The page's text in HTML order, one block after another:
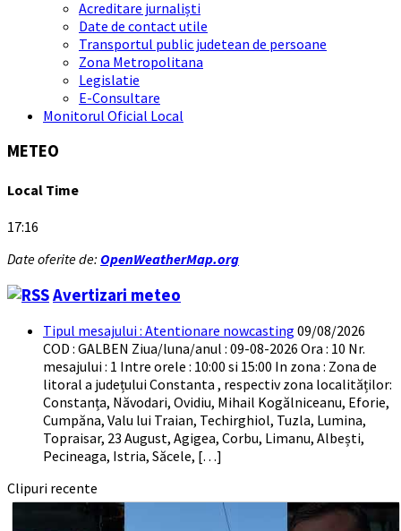
Acreditare jurnaliști
Date de contact utile
Transportul public judetean de persoane
Zona Metropolitana
Legislatie
E-Consultare
Monitorul Oficial Local
METEO
Local Time
17:16
Date oferite de: OpenWeatherMap.org
Avertizari meteo
Tipul mesajului : Atentionare nowcasting 09/08/2026
COD : GALBEN Ziua/luna/anul : 09-08-2026 Ora : 10 Nr.
mesajului : 1 Intre orele : 10:00 si 15:00 In zona : Zona de
litoral a județului Constanta , respectiv zona localităților:
Constanța, Năvodari, Ovidiu, Mihail Kogălniceanu, Eforie,
Cumpăna, Valu lui Traian, Techirghiol, Tuzla, Lumina,
Topraisar, 23 August, Agigea, Corbu, Limanu, Albești,
Pecineaga, Istria, Săcele, […]
Clipuri recente